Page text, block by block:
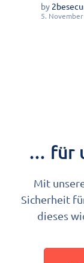
by
5.
… für
Mit
Sicherheit
dieses